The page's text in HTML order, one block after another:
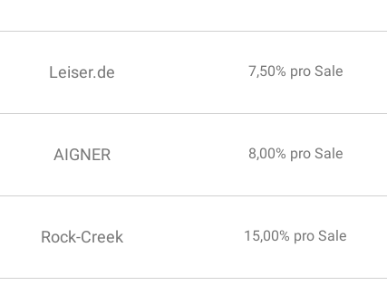
Leiser.de 7,50% pro Sale
AIGNER 8,00% pro Sale
Rock-Creek 15,00% pro Sale